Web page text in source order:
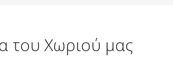
του Χωριού μας